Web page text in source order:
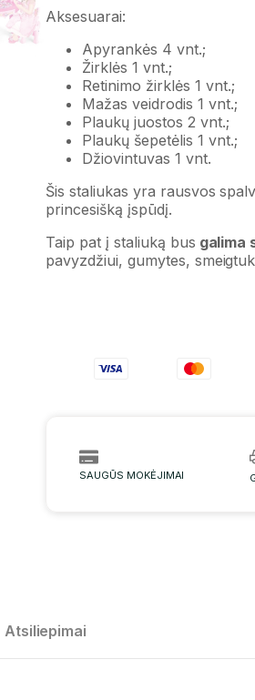
Aksesuarai:
Apyrankės 4 vnt.;
Žirklės 1 vnt.;
Retinimo žirklės 1 vnt.;
Mažas veidrodis 1 vnt.;
Plaukų juostos 2 vnt.;
Plaukų šepetėlis 1 vnt.;
Džiovintuvas 1 vnt.
Šis staliukas yra rausvos
princesišką įspūdį.
Taip pat į staliuką bus galima
pavyzdžiui, gumytes,
SAUGŪS MOKĖJIMAI
Atsiliepimai